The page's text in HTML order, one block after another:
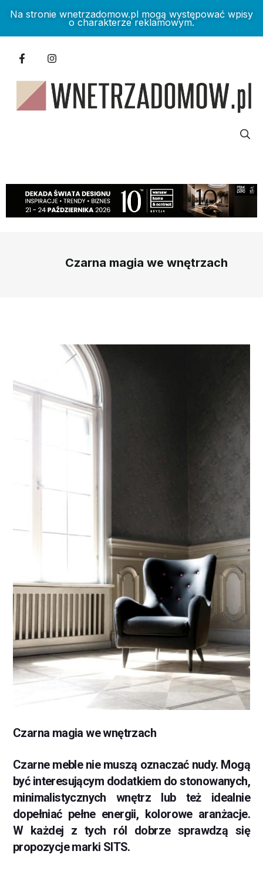
Na stronie wnetrzadomow.pl mogą występować wpisy
o charakterze reklamowym.
Czarna magia we wnętrzach
Czarna magia we wnętrzach
Czarne meble nie muszą oznaczać nudy. Mogą
być interesującym dodatkiem do stonowanych,
minimalistycznych wnętrz lub też idealnie
dopełniać pełne energii, kolorowe aranżacje.
W każdej z tych ról dobrze sprawdzą się
propozycje marki SITS.